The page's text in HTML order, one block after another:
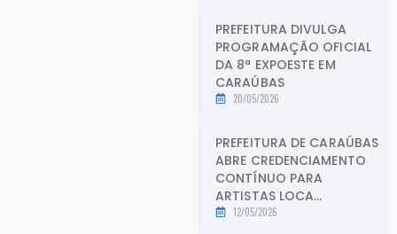
PREFEITURA DIVULGA
PROGRAMAÇÃO OFICIAL
DA 8ª EXPOESTE EM
CARAÚBAS
20/05/2026
PREFEITURA DE CARAÚBAS
ABRE CREDENCIAMENTO
CONTÍNUO PARA
ARTISTAS LOCA...
12/05/2026